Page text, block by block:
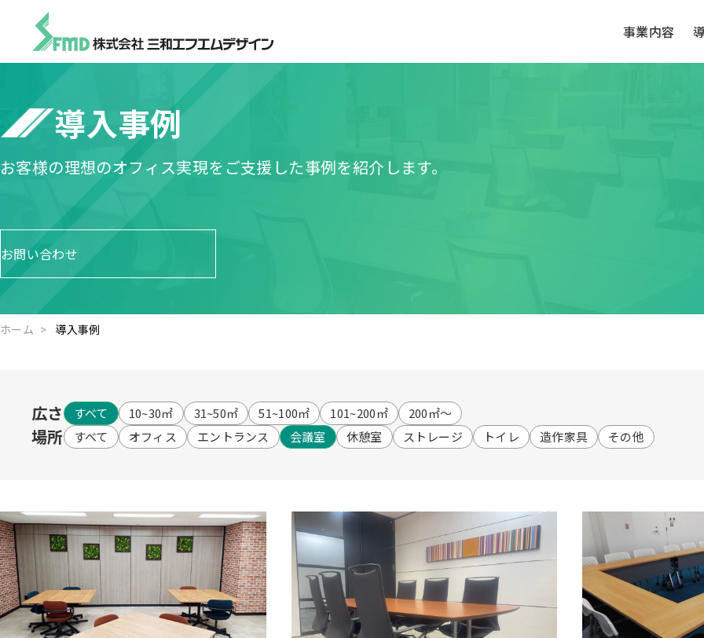
事業内容
導入事例
お客様の理想のオフィス実現をご支援した事例を紹介します。
お問い合わせ
ホーム 導入事例
広さ すべて 10~30㎡ 31~50㎡ 51~100㎡ 101~200㎡ 200㎡～
場所 すべて オフィス エントランス 会議室 休憩室 ストレージ トイレ 造作家具 その他